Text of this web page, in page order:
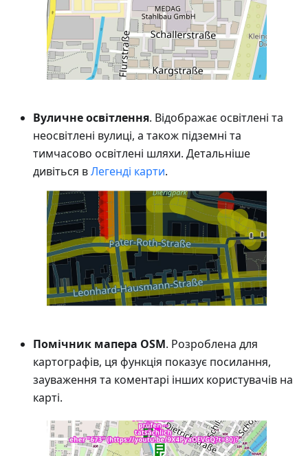
Вуличне освітлення. Відображає освітлені та
неосвітлені вулиці, а також підземні та
тимчасово освітлені шляхи. Детальніше
дивіться вЛегенді карти.
Помічник мапера OSM. Розроблена для
картографів, ця функція показує посилання,
зауваження та коментарі інших користувачів на
карті.